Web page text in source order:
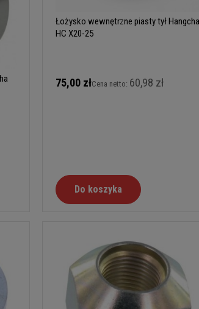
Łożysko wewnętrzne piasty tył Hangcha
HC X20-25
75,00 złCena netto: 60,98 zł
Do koszyka